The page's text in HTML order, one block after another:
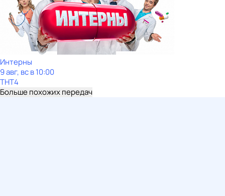
Интерны
9 авг, вс в 10:00
ТНТ4
Больше похожих передач